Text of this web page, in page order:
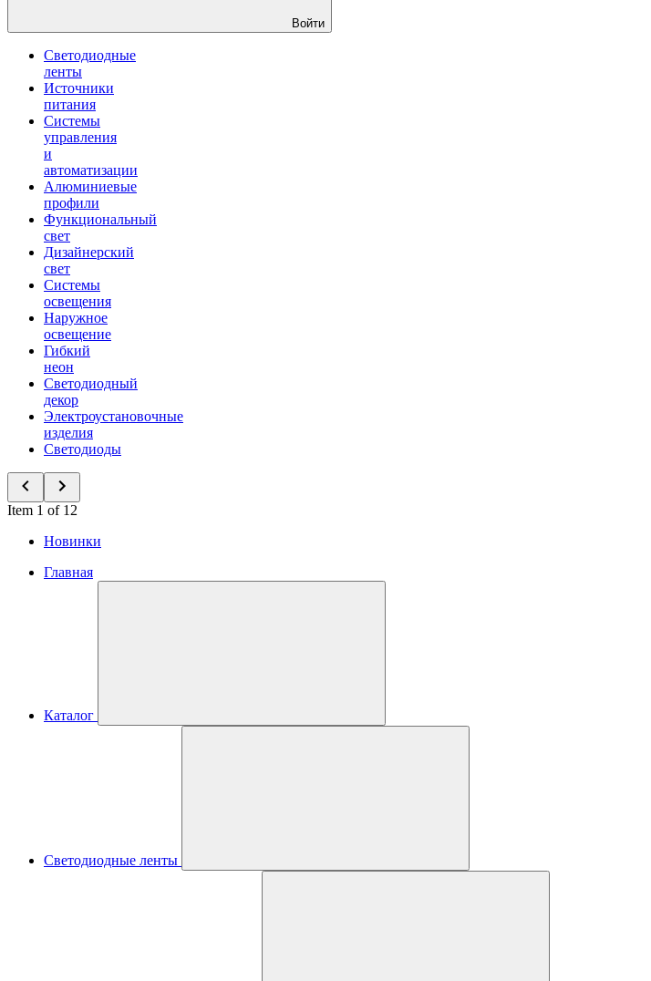
Войти
Светодиодные
ленты
Источники
питания
Системы
управления
и
автоматизации
Алюминиевые
профили
Функциональный
свет
Дизайнерский
свет
Системы
освещения
Наружное
освещение
Гибкий
неон
Светодиодный
декор
Электроустановочные
изделия
Светодиоды
Item 1 of 12
Новинки
Главная
Каталог
Светодиодные ленты